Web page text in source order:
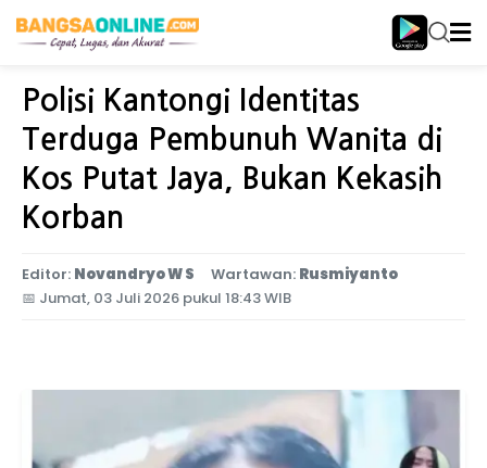
Home Jawa Timur
Polisi Kantongi Identitas
Terduga Pembunuh Wanita di
Kos Putat Jaya, Bukan Kekasih
Korban
Editor: Novandryo W S Wartawan: Rusmiyanto
📅 Jumat, 03 Juli 2026 pukul 18:43 WIB